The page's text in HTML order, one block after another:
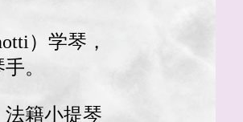
）学琴，
。
籍小提琴